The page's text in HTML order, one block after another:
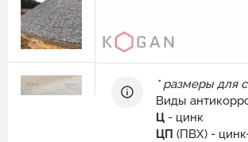
Геоматериалы
Инструмент и комплектующие для
габионов
* размеры для
Виды
Ц - цинк
ЦП (ПВХ) -